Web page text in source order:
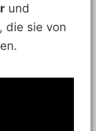
und
die sie von